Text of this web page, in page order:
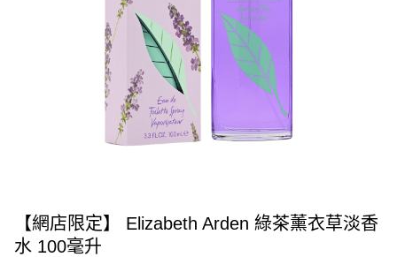
【網店限定】 Elizabeth Arden 綠茶薰衣草淡香
水 100毫升